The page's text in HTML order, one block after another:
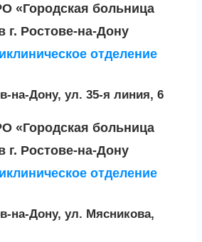
«Городская больница
г. Ростове-на-Дону
отделение
на-Дону, ул. 35-я линия, 6
«Городская больница
г. Ростове-на-Дону
отделение
на-Дону, ул. Мясникова,